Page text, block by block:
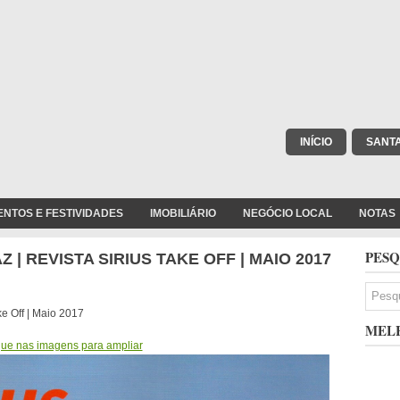
INÍCIO
E FESTIVIDADES IMOBILIÁRIO NEGÓCIO LOCAL NOTAS
| REVISTA SIRIUS TAKE OFF | MAIO 2017
Off | Maio 2017
nas imagens para ampliar